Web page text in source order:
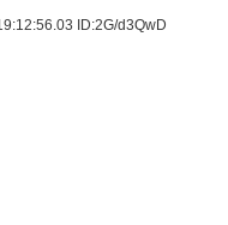
ID:2G/d3QwD